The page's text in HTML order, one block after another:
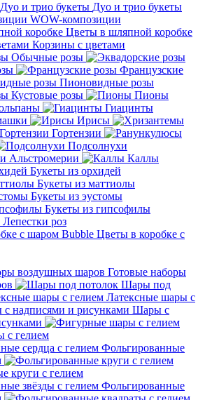
Дуо и трио букеты
WOW-композиции
Цветы в шляпной коробке
Корзины с цветами
Обычные розы
Французские
Пионовидные розы
Кустовые розы
Пионы
Гиацинты
Ирисы
Гортензии
Подсолнухи
Альстромерии
Каллы
Букеты из орхидей
Букеты из маттиолы
Букеты из эустомы
Букеты из гипсофилы
Лепестки роз
Цветы в коробке с
Готовые наборы
Шары под
Латексные шары с
Шары с
с гелием
Фольгированные
круги с гелием
Фольгированные